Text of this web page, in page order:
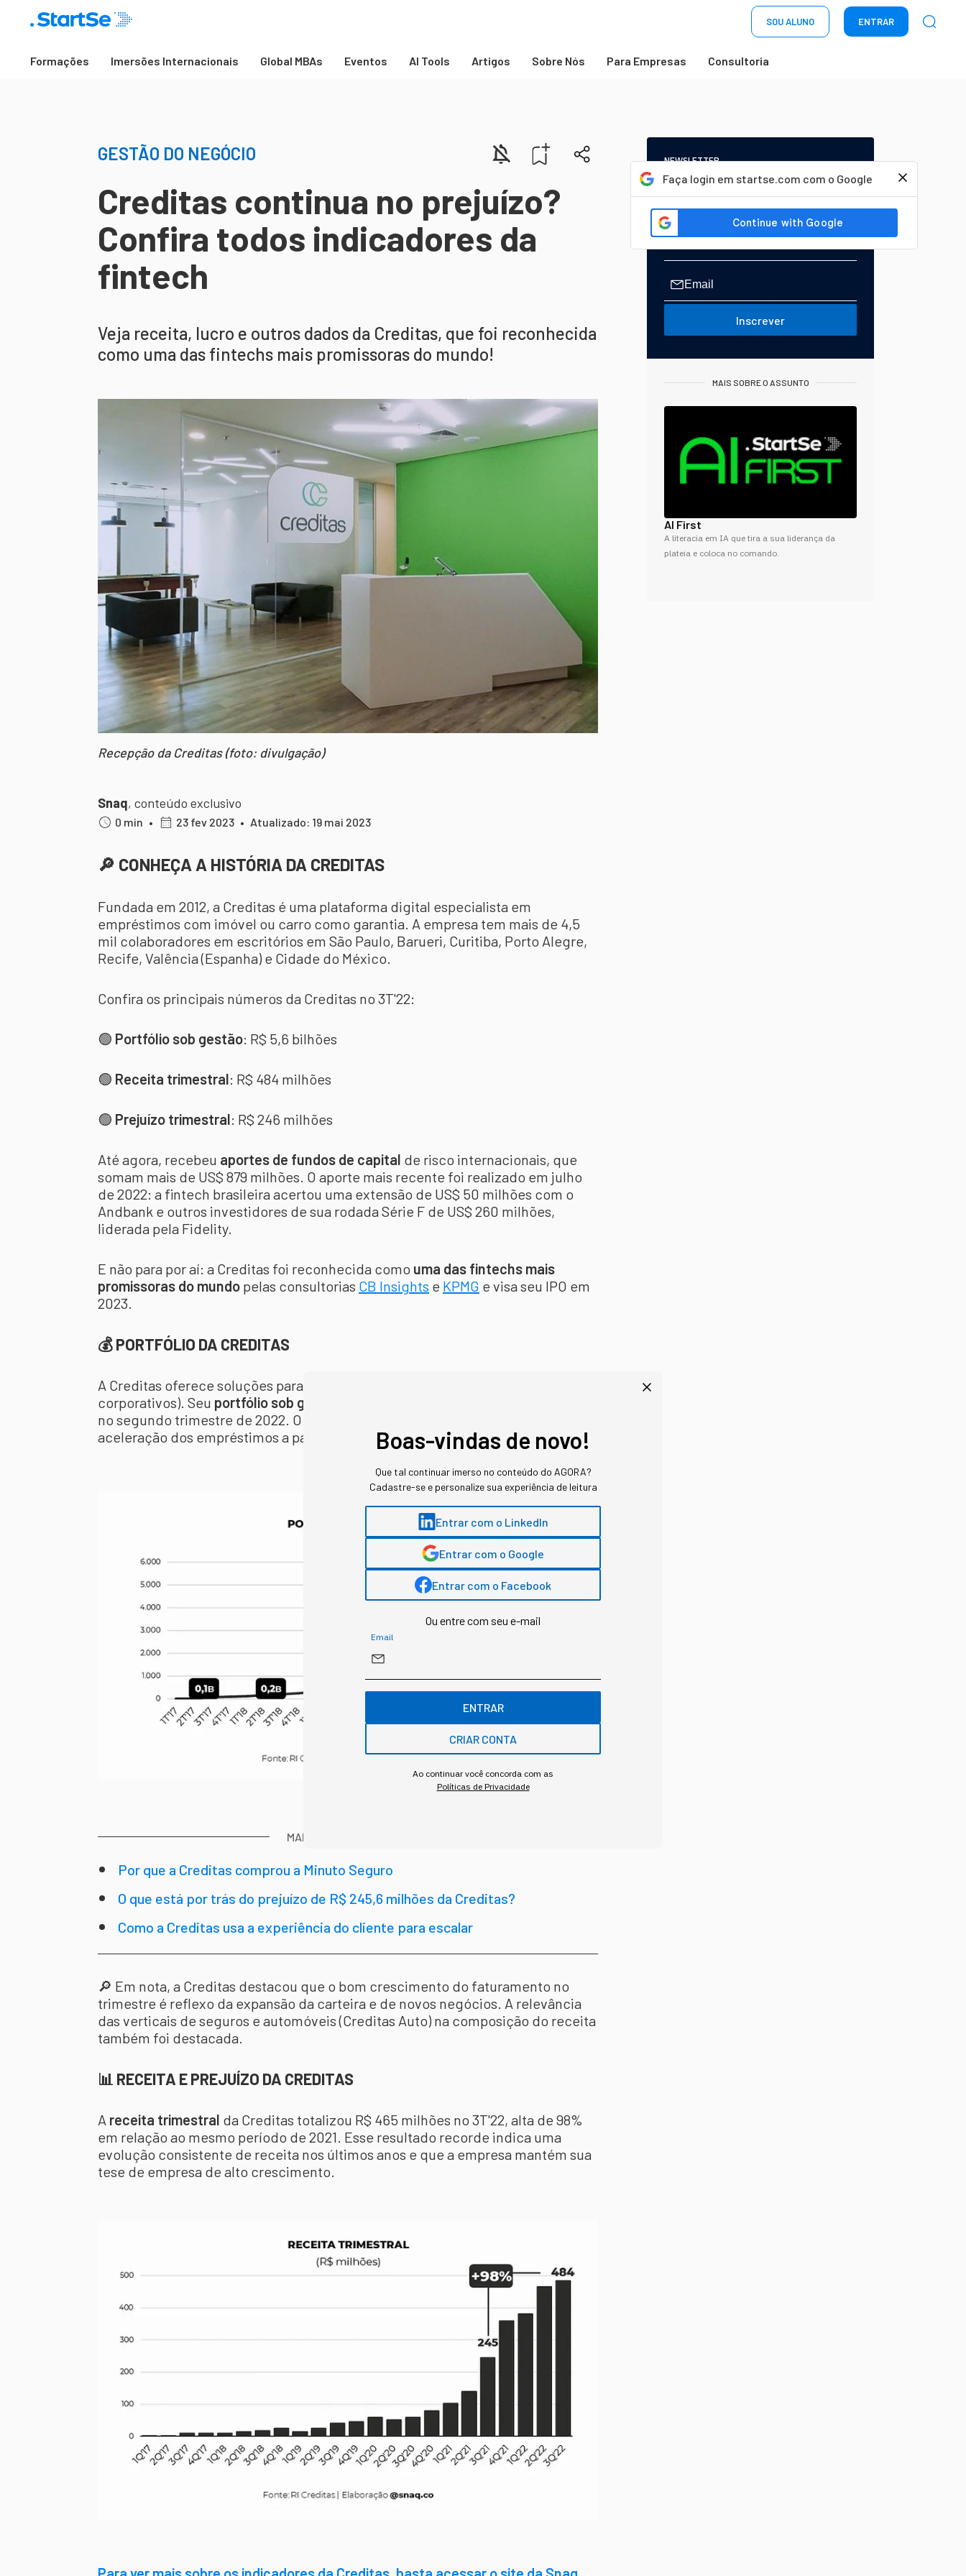
SOU ALUNO ENTRAR
Formações Imersões Internacionais Global MBAs Eventos AI Tools Artigos Sobre Nós Para Empresas Consultoria
Faça login em startse.com com o Google
GESTÃO DO NEGÓCIO
Creditas continua no prejuízo?
Confira todos indicadores da
fintech
Veja receita, lucro e outros dados da Creditas, que foi reconhecida
como uma das fintechs mais promissoras do mundo!
Recepção da Creditas (foto: divulgação)
Snaq, conteúdo exclusivo
0 min • 23 fev 2023 • Atualizado: 19 mai 2023
🔎 CONHEÇA A HISTÓRIA DA CREDITAS
Fundada em 2012, a Creditas é uma plataforma digital especialista em
empréstimos com imóvel ou carro como garantia. A empresa tem mais de 4,5
mil colaboradores em escritórios em São Paulo, Barueri, Curitiba, Porto Alegre,
Recife, Valência (Espanha) e Cidade do México.
Confira os principais números da Creditas no 3T'22:
🟢 Portfólio sob gestão: R$ 5,6 bilhões
🟢 Receita trimestral: R$ 484 milhões
🟢 Prejuízo trimestral: R$ 246 milhões
Até agora, recebeu aportes de fundos de capital de risco internacionais, que
somam mais de US$ 879 milhões. O aporte mais recente foi realizado em julho
de 2022: a fintech brasileira acertou uma extensão de US$ 50 milhões com o
Andbank e outros investidores de sua rodada Série F de US$ 260 milhões,
liderada pela Fidelity.
E não para por aí: a Creditas foi reconhecida como uma das fintechs mais
promissoras do mundo pelas consultorias CB Insights e KPMG e visa seu IPO em
2023.
💰 PORTFÓLIO DA CREDITAS
A Creditas oferece soluções para três segmentos (auto, imobiliário e benefícios
corporativos). Seu portfólio sob gestão (crédito)
no segundo trimestre de 2022. O crescimento visto no período foi atribuído à
aceleração dos empréstimos a partir do terceiro trimestre do ano passado.
MAIS SOBRE O ASSUNTO
Por que a Creditas comprou a Minuto Seguro
O que está por trás do prejuízo de R$ 245,6 milhões da Creditas?
Como a Creditas usa a experiência do cliente para escalar
🔎 Em nota, a Creditas destacou que o bom crescimento do faturamento no
trimestre é reflexo da expansão da carteira e de novos negócios. A relevância
das verticais de seguros e automóveis (Creditas Auto) na composição do receita
também foi destacada.
📊 RECEITA E PREJUÍZO DA CREDITAS
A receita trimestral da Creditas totalizou R$ 465 milhões no 3T'22, alta de 98%
em relação ao mesmo período de 2021. Esse resultado recorde indica uma
evolução consistente de receita nos últimos anos e que a empresa mantém sua
tese de empresa de alto crescimento.
NEWSLETTER
Start Seu dia:
A Newsletter do AGORA!
Inscrever
MAIS SOBRE O ASSUNTO
AI First
A literacia em IA que tira a sua liderança da
plateia e coloca no comando.
Boas-vindas de novo!
Que tal continuar imerso no conteúdo do AGORA?
Cadastre-se e personalize sua experiência de leitura
Entrar com o LinkedIn
Entrar com o Google
Entrar com o Facebook
Ou entre com seu e-mail
Email
ENTRAR
CRIAR CONTA
Ao continuar você concorda com as
Políticas de Privacidade